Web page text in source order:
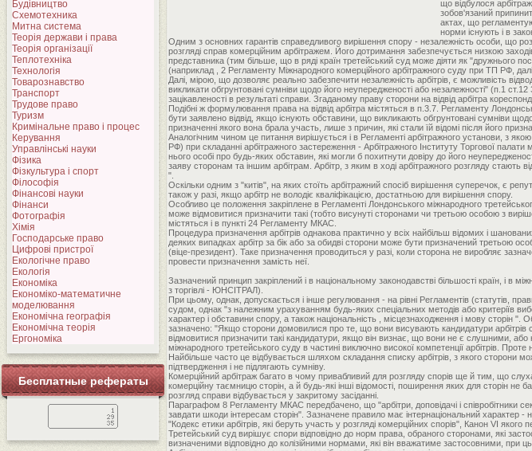
Будівництво
Схемотехника
Митна система
Теорія держави і права
Теорія організації
Теплотехніка
Технологія
Товарознавство
Транспорт
Трудове право
Туризм
Кримінальне право і процес
Керування
Управлінські науки
Фізика
Фізкультура і спорт
Філософія
Фінансові науки
Фінанси
Фотографія
Хімія
Господарське право
Цифрові пристрої
Екологічне право
Екологія
Економіка
Економіко-математичне
моделювання
Економічна географія
Економічна теорія
Ергономіка
Бесплатные рефераты
що відбулося
зобов'язаний
актах, що
норми існують і в
Одним з основних гарантів справедливого вирішення спору - незалежність особи, що
розгляді справ комерційним арбітражем. Його дотримання забезпечується низкою
представника (тим більше, що в ряді країн третейський суд може діяти як "дружнього
(наприклад , 2 Регламенту Міжнародного комерційного арбітражного суду при ТП РФ,
Далі, мірою, що дозволяє реально забезпечити незалежність арбітрів, є можливість
викликати обгрунтовані сумніви щодо його неупередженості або незалежності" (п.1
зацікавленості в результаті справи. Згаданому праву сторони на відвід арбітра
Подібні ж формулювання права на відвід арбітра містяться в п.3.7. Регламенту
бути заявлено відвід, якщо існують обставини, що викликають обгрунтовані сумніви
призначенні якого вона брала участь, лише з причин, які стали їй відомі після його
Аналогічним чином це питання вирішується і в Регламенті арбітражного установи, з
РФ) при складанні арбітражного застереження - Арбітражного Інституту Торгової
нього особі про будь-яких обставин, які могли б похитнути довіру до його
заяву сторонам та іншим арбітрам. Арбітр, з яким в ході арбітражного розгляду стають
".
Оскільки одним з "китів", на яких стоїть арбітражний спосіб вирішення суперечок, є
також у разі, якщо арбітр не володіє кваліфікацією, достатньою для вирішення спору.
Особливо це положення закріплене в Регламенті Лондонського міжнародного
може відмовитися призначити такі (тобто висунуті сторонами чи третьою особою з
містяться і в пункті 24 Регламенту МКАС.
Процедура призначення арбітрів однакова практично у всіх найбільш відомих і
деяких випадках арбітр за бік або за обидві сторони може бути призначений третьою
(віце-президент). Таке призначення проводиться у разі, коли сторона не виробляє
провести призначення замість неї.
Зазначений принцип закріплений і в національному законодавстві більшості країн, і
з торгівлі - ЮНСІТРАЛ).
При цьому, однак, допускається і інше регулювання - на рівні Регламентів (статутів,
судом, однак "з належним урахуванням будь-яких спеціальних методів або критеріїв
характер і обставини спору, а також національність , місцезнаходження і мову сторін
зазначено: "Якщо сторони домовилися про те, що вони висувають кандидатури арбітрів
відмовитися призначити такі кандидатури, якщо він визнає, що вони не є слушними,
міжнародного третейського суду в частині виключно високої компетенції арбітрів.
Найбільше часто це відбувається шляхом складання списку арбітрів, з якого сторони
підтвердження і не підлягають сумніву.
Комерційний арбітраж багато в чому привабливий для розгляду спорів ще й тим, що
комерційну таємницю сторін, а й будь-які інші відомості, поширення яких для сторін
розгляд справи відбувається у закритому засіданні.
Параграфом 8 Регламенту МКАС передбачено, що "арбітри, доповідачі і співробітники
завдати шкоди інтересам сторін". Зазначене правило має інтернаціональний характер -
"Кодекс етики арбітрів, які беруть участь у розгляді комерційних спорів", Канон VI
Третейський суд вирішує спори відповідно до норм права, обраного сторонами, які
визначеними відповідно до колізійними нормами, які він вважатиме застосовними, при